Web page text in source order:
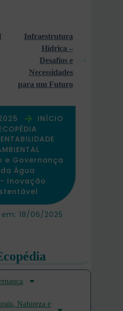
18/06/2025
Infraestrutura
Hídrica –
Desafios e
Necessidades
para um Futuro
INÍCIO
e Governança
da Água
Inovação
Natureza e